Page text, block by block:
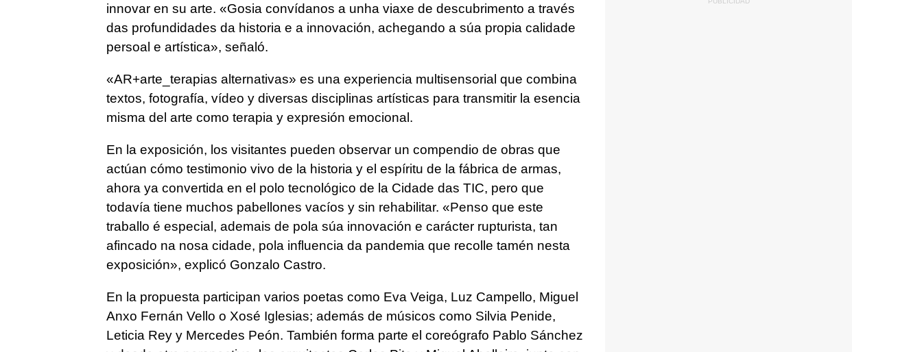
innovar en su arte. «Gosia convídanos a unha viaxe de descubrimento a través
das profundidades da historia e a innovación, achegando a súa propia calidade
persoal e artística», señaló.
«AR+arte_terapias alternativas» es una experiencia multisensorial que combina
textos, fotografía, vídeo y diversas disciplinas artísticas para transmitir la esencia
misma del arte como terapia y expresión emocional.
En la exposición, los visitantes pueden observar un compendio de obras que
actúan cómo testimonio vivo de la historia y el espíritu de la fábrica de armas,
ahora ya convertida en el polo tecnológico de la Cidade das TIC, pero que
todavía tiene muchos pabellones vacíos y sin rehabilitar. «Penso que este
traballo é especial, ademais de pola súa innovación e carácter rupturista, tan
afincado na nosa cidade, pola influencia da pandemia que recolle tamén nesta
exposición», explicó Gonzalo Castro.
En la propuesta participan varios poetas como Eva Veiga, Luz Campello, Miguel
Anxo Fernán Vello o Xosé Iglesias; además de músicos como Silvia Penide,
Leticia Rey y Mercedes Peón. También forma parte el coreógrafo Pablo Sánchez